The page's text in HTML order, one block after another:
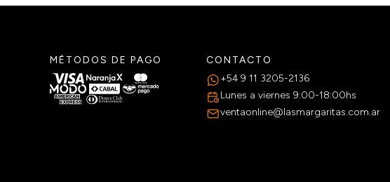
MÉTODOS DE PAGO
CONTACTO
+54 9 11 3205-2136
Lunes a viernes 9:00-18:00hs
ventaonline@lasmargaritas.com.ar